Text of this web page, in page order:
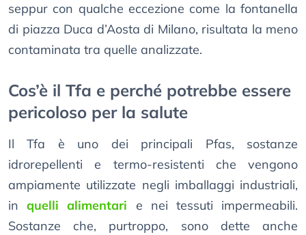
seppur con qualche eccezione come la fontanella
di piazza Duca d’Aosta di Milano, risultata la meno
contaminata tra quelle analizzate.
Cos’è il Tfa e perché potrebbe essere
pericoloso per la salute
Il Tfa è uno dei principali Pfas, sostanze
idrorepellenti e termo-resistenti che vengono
ampiamente utilizzate negli imballaggi industriali,
inquelli alimentari e nei tessuti impermeabili.
Sostanze che, purtroppo, sono dette anche